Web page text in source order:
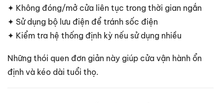
✦ Không đóng/mở cửa liên tục trong thời gian ngắn
✦ Sử dụng bộ lưu điện để tránh sốc điện
✦ Kiểm tra hệ thống định kỳ nếu sử dụng nhiều
Những thói quen đơn giản này giúp cửa vận hành ổn
định và kéo dài tuổi thọ.